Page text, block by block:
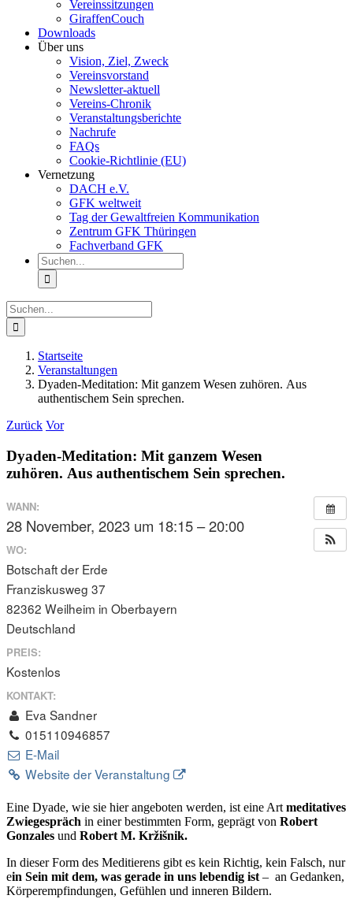
Vereinssitzungen
GiraffenCouch
Downloads
Über uns
Vision, Ziel, Zweck
Vereinsvorstand
Newsletter-aktuell
Vereins-Chronik
Veranstaltungsberichte
Nachrufe
FAQs
Cookie-Richtlinie (EU)
Vernetzung
DACH e.V.
GFK weltweit
Tag der Gewaltfreien Kommunikation
Zentrum GFK Thüringen
Fachverband GFK
Suche
nach:
Suche
nach:
Startseite
Veranstaltungen
Dyaden-Meditation: Mit ganzem Wesen zuhören. Aus
authentischem Sein sprechen.
Zurück Vor
Dyaden-Meditation: Mit ganzem Wesen
zuhören. Aus authentischem Sein sprechen.
WANN:
28 November, 2023 um 18:15 – 20:00
WO:
Botschaft der Erde
Franziskusweg 37
82362 Weilheim in Oberbayern
Deutschland
PREIS:
Kostenlos
KONTAKT:
Eva Sandner
015110946857
E-Mail
Website der Veranstaltung
Eine Dyade, wie sie hier angeboten werden, ist eine Artmeditatives
Zwiegespräch in einer bestimmten Form, geprägt von Robert
Gonzales und Robert M. Kržišnik.
In dieser Form des Meditierens gibt es kein Richtig, kein Falsch, nur
ein Sein mit dem, was gerade in uns lebendig ist– an Gedanken,
Körperempfindungen, Gefühlen und inneren Bildern.